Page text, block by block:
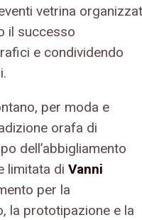
vetrina
il successo
e condividendo
per moda e
orafa di
dell’abbigliamento
limitata di Vanni
per la
la prototipazione e la